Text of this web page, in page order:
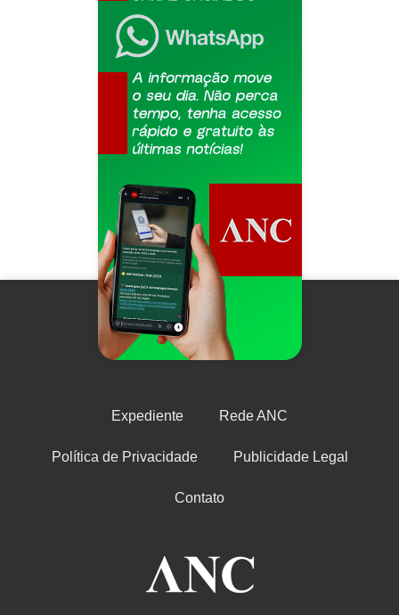
Expediente Rede ANC
Política de Privacidade Publicidade Legal
Contato